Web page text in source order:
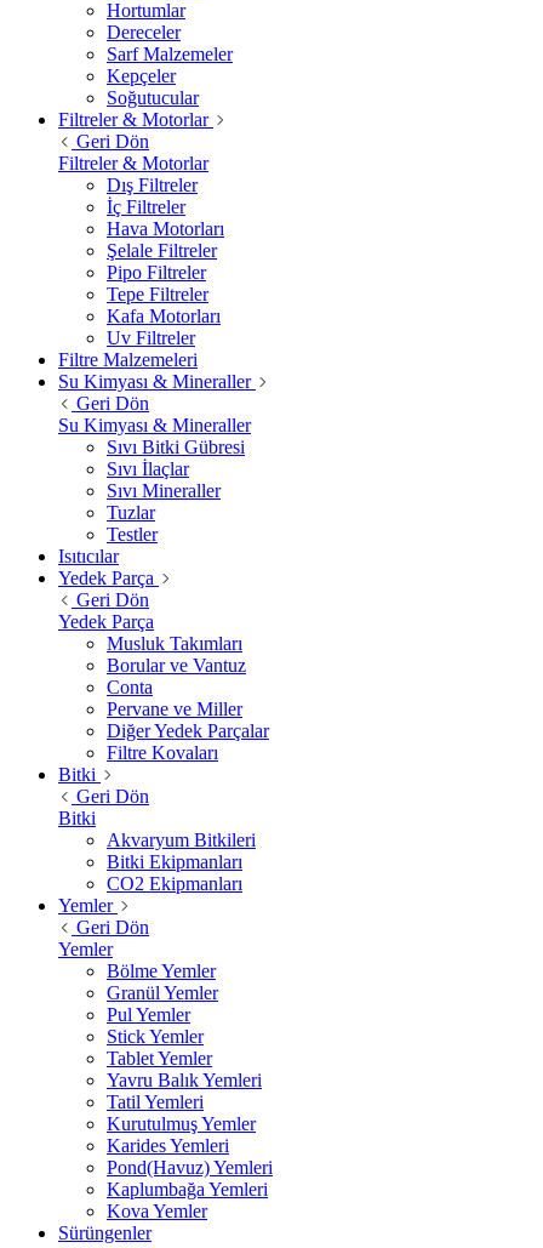
Hortumlar
Dereceler
Sarf Malzemeler
Kepçeler
Soğutucular
Filtreler & Motorlar
Geri Dön
Filtreler & Motorlar
Dış Filtreler
İç Filtreler
Hava Motorları
Şelale Filtreler
Pipo Filtreler
Tepe Filtreler
Kafa Motorları
Uv Filtreler
Filtre Malzemeleri
Su Kimyası & Mineraller
Geri Dön
Su Kimyası & Mineraller
Sıvı Bitki Gübresi
Sıvı İlaçlar
Sıvı Mineraller
Tuzlar
Testler
Isıtıcılar
Yedek Parça
Geri Dön
Yedek Parça
Musluk Takımları
Borular ve Vantuz
Conta
Pervane ve Miller
Diğer Yedek Parçalar
Filtre Kovaları
Bitki
Geri Dön
Bitki
Akvaryum Bitkileri
Bitki Ekipmanları
CO2 Ekipmanları
Yemler
Geri Dön
Yemler
Bölme Yemler
Granül Yemler
Pul Yemler
Stick Yemler
Tablet Yemler
Yavru Balık Yemleri
Tatil Yemleri
Kurutulmuş Yemler
Karides Yemleri
Pond(Havuz) Yemleri
Kaplumbağa Yemleri
Kova Yemler
Sürüngenler